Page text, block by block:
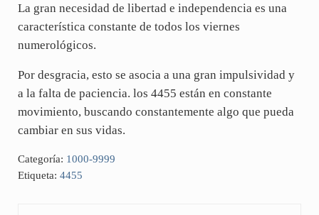
La gran necesidad de libertad e independencia es una
característica constante de todos los viernes
numerológicos.
Por desgracia, esto se asocia a una gran impulsividad y
a la falta de paciencia. los 4455 están en constante
movimiento, buscando constantemente algo que pueda
cambiar en sus vidas.
Categoría: 1000-9999
Etiqueta: 4455